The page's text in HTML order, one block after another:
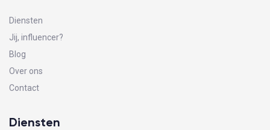
Diensten
Jij, influencer?
Blog
Over ons
Contact
Diensten